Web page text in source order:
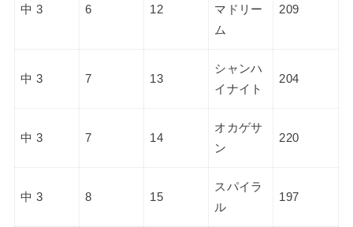
中 3 6 12
マドリー
ム
209
中 3 7 13
シャンハ
イナイト
204
中 3 7 14
オカゲサ
ン
220
中 3 8 15
スパイラ
ル
197